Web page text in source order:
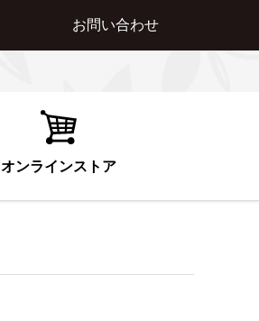
お問い合わせ
オンラインストア